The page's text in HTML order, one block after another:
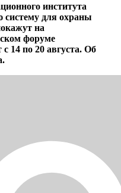
института
для охраны
на
форуме
14 по 20 августа. Об